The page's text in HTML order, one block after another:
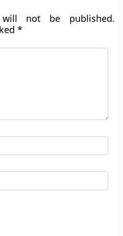
not be published.
*